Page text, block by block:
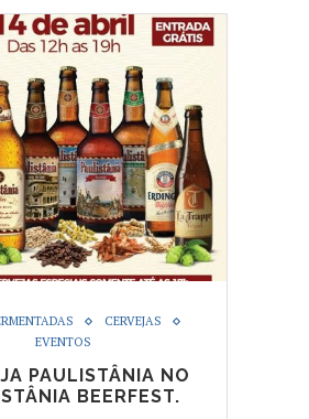
CERVEJAS
EVENTOS
PAULISTÂNIA NO
BEERFEST.